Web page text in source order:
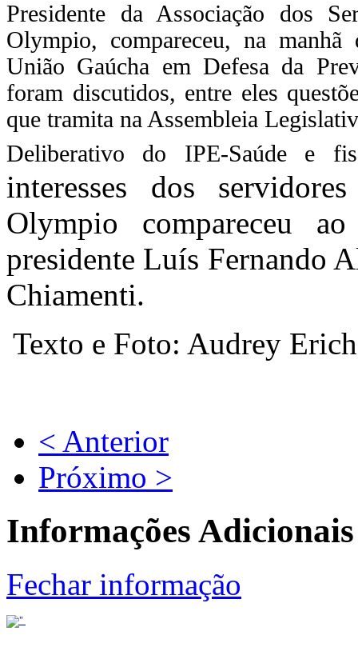
Presidente da Associação dos
Olympio, compareceu, na
União Gaúcha em Defesa da
foram discutidos, entre eles
que tramita na Assembleia
Deliberativo do IPE-Saúde e
interesses dos
Olympio compareceu
presidente Luís Fernando
Chiamenti.
Texto e Foto: Audrey
< Anterior
Próximo >
Informações Adicionais
Fechar informação